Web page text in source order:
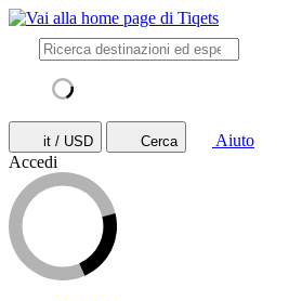
it / USD Cerca
Aiuto
Accedi